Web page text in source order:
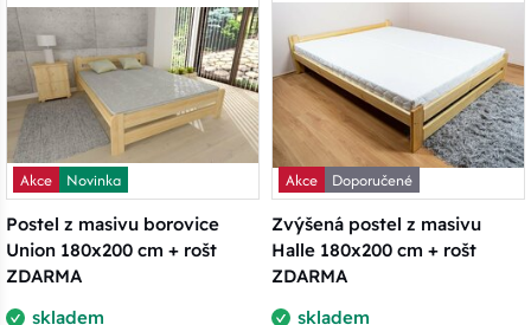
Akce
Novinka
Postel z masivu borovice
Union 180x200 cm + rošt
ZDARMA
skladem
Akce
Doporučené
Zvýšená postel z masivu
Halle 180x200 cm + rošt
ZDARMA
skladem